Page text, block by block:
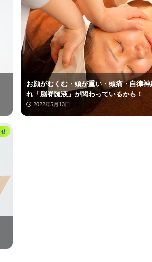
お顔がむくむ・頭が重い・頭痛・自律
れ「脳脊髄液」が関わっているかも！
2022年5月13日
せ